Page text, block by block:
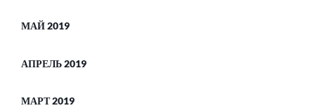
МАЙ 2019
АПРЕЛЬ 2019
МАРТ 2019